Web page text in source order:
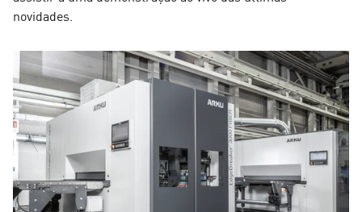
novidades.